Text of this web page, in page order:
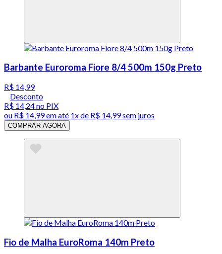
Barbante Euroroma Fiore 8/4 500m 150g Preto
R$ 14,99
Desconto
R$ 14,24no PIX
ou R$ 14,99em até 1x de R$ 14,99sem juros
COMPRAR AGORA
Fio de Malha EuroRoma 140m Preto